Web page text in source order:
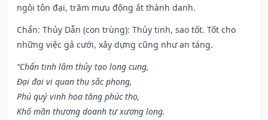
ngôi tôn đại, trăm mưu động ắt thành danh.
Chẩn: Thủy Dẫn (con trùng): Thủy tinh, sao tốt. Tốt cho
những việc gả cưới, xây dựng cũng như an táng.
“Chẩn tinh lâm thủy tạo long cung,
Đại đại vi quan thụ sắc phong,
Phú quý vinh hoa tăng phúc thọ,
Khố mãn thương doanh tự xương long.